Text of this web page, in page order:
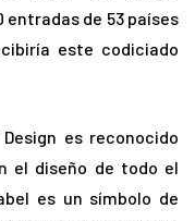
de 53 países
este codiciado
es reconocido
el diseño de todo el
es un símbolo de